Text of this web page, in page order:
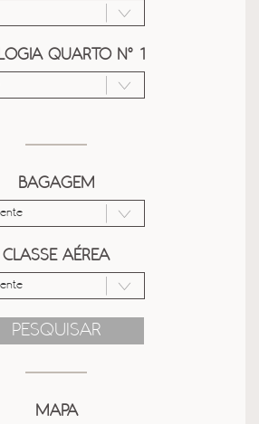
QUARTO Nº 1
BAGAGEM
CLASSE AÉREA
PESQUISAR
MAPA